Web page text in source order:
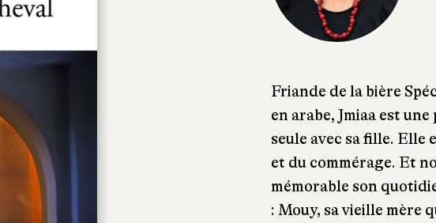
Friande de la bière
en arabe, Jmiaa est
seule avec sa fille.
et du commérage. Et
mémorable son
: Mouy, sa vieille mère